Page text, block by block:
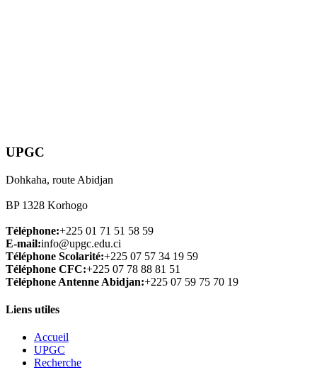
UPGC
Dohkaha, route Abidjan
BP 1328 Korhogo
Téléphone:+225 01 71 51 58 59
E-mail:info@upgc.edu.ci
Téléphone Scolarité:+225 07 57 34 19 59
Téléphone CFC:+225 07 78 88 81 51
Téléphone Antenne Abidjan:+225 07 59 75 70 19
Liens utiles
Accueil
UPGC
Recherche